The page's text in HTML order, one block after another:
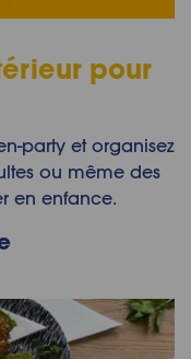
pour
party et organisez
ou même des
en enfance.